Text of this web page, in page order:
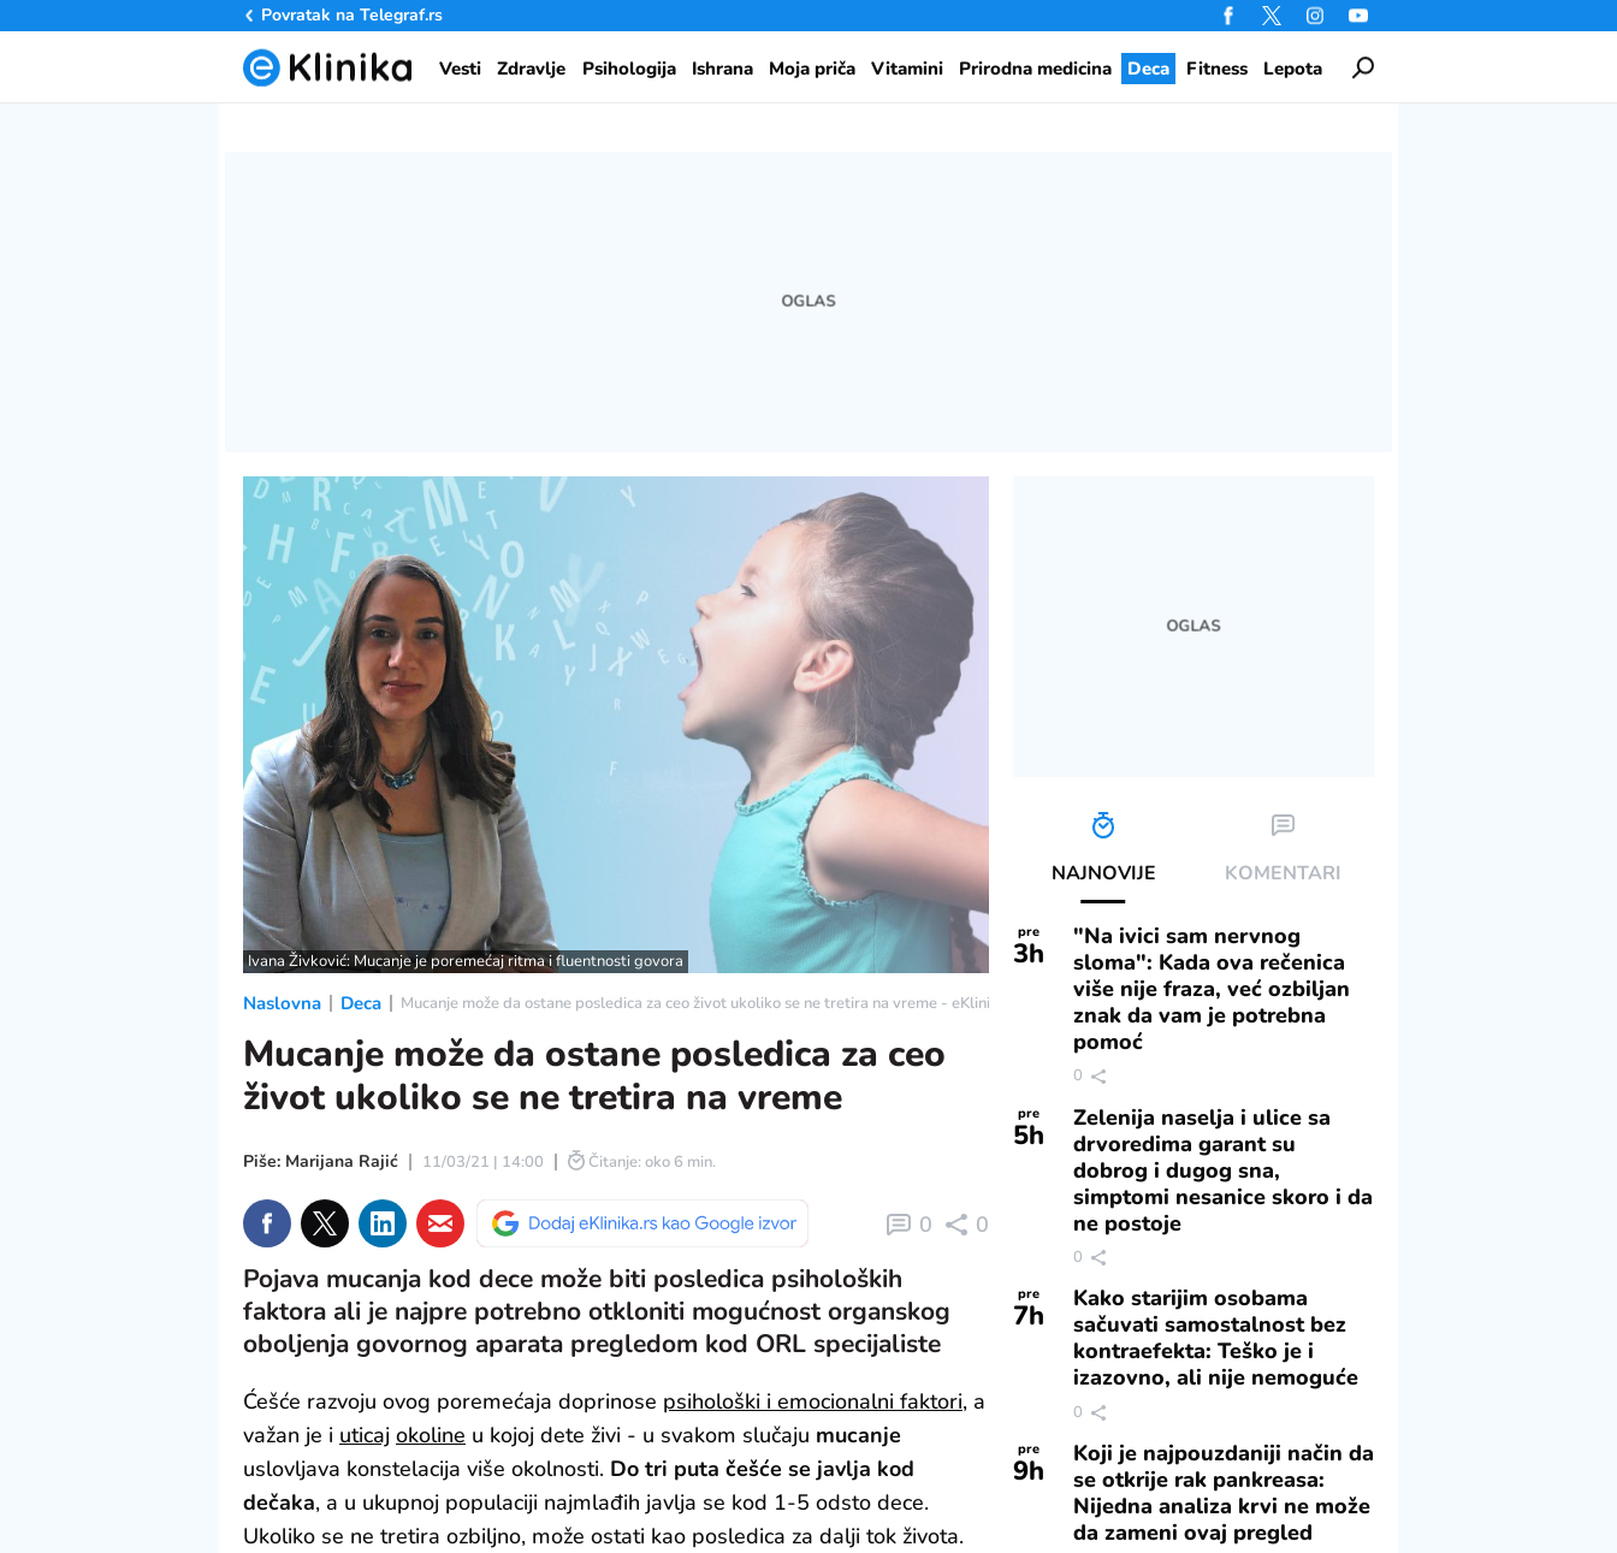
Povratak na Telegraf.rs
Vesti Zdravlje Psihologija Ishrana Moja priča Vitamini Prirodna medicina Deca Fitness Lepota
Ivana Živković: Mucanje je poremećaj ritma i fluentnosti govora
Naslovna Deca Mucanje može da ostane posledica za ceo život ukoliko se ne tretira na vreme - eKlinika
Mucanje može da ostane posledica za ceo
život ukoliko se ne tretira na vreme
Piše: Marijana Rajić 11/03/21 | 14:00 Čitanje: oko 6 min.
0 0
Pojava mucanja kod dece može biti posledica psiholoških
faktora ali je najpre potrebno otkloniti mogućnost organskog
oboljenja govornog aparata pregledom kod ORL specijaliste
Ćešće razvoju ovog poremećaja doprinose psihološki i emocionalni faktori, a
važan je i uticaj okoline u kojoj dete živi - u svakom slučaju mucanje
uslovljava konstelacija više okolnosti. Do tri puta češće se javlja kod
dečaka, a u ukupnoj populaciji najmlađih javlja se kod 1-5 odsto dece.
Ukoliko se ne tretira ozbiljno, može ostati kao posledica za dalji tok života.
NAJNOVIJE KOMENTARI
pre
3h
"Na ivici sam nervnog
sloma": Kada ova rečenica
više nije fraza, već ozbiljan
znak da vam je potrebna
pomoć
0
pre
5h
Zelenija naselja i ulice sa
drvoredima garant su
dobrog i dugog sna,
simptomi nesanice skoro i da
ne postoje
0
pre
7h
Kako starijim osobama
sačuvati samostalnost bez
kontraefekta: Teško je i
izazovno, ali nije nemoguće
0
pre
9h
Koji je najpouzdaniji način da
se otkrije rak pankreasa:
Nijedna analiza krvi ne može
da zameni ovaj pregled